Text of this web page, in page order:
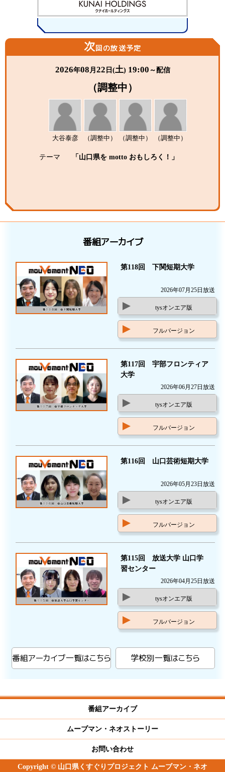
次回の放送予定
2026年08 月 22 日(土) 19:00 ～配信
（調整中）
大谷泰彦 （調整中） （調整中） （調整中）
テーマ 「山口県を motto おもしろく！」
番組アーカイブ
第118回 下関短期大学
2026年07月25日放送
tysオンエア版
フルバージョン
第117回 宇部フロンティア
大学
2026年06月27日放送
tysオンエア版
フルバージョン
第116回 山口芸術短期大学
2026年05月23日放送
tysオンエア版
フルバージョン
第115回 放送大学 山口学
習センター
2026年04月25日放送
tysオンエア版
フルバージョン
番組アーカイブ一覧はこちら 学校別一覧はこちら
番組アーカイブ
ムーブマン・ネオストーリー
お問い合わせ
Copyright © 山口県くすぐりプロジェクト ムーブマン・ネオ